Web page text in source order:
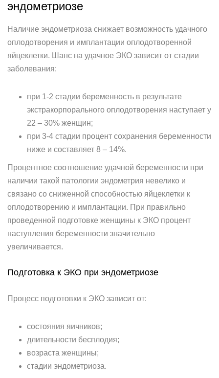
эндометриозе
Наличие эндометриоза снижает возможность удачного
оплодотворения и имплантации оплодотворенной
яйцеклетки. Шанс на удачное ЭКО зависит от стадии
заболевания:
при 1-2 стадии беременность в результате
экстракорпорального оплодотворения наступает у
22 – 30% женщин;
при 3-4 стадии процент сохранения беременности
ниже и составляет 8 – 14%.
Процентное соотношение удачной беременности при
наличии такой патологии эндометрия невелико и
связано со сниженной способностью яйцеклетки к
оплодотворению и имплантации. При правильно
проведенной подготовке женщины к ЭКО процент
наступления беременности значительно
увеличивается.
Подготовка к ЭКО при эндометриозе
Процесс подготовки к ЭКО зависит от:
состояния яичников;
длительности бесплодия;
возраста женщины;
стадии эндометриоза.